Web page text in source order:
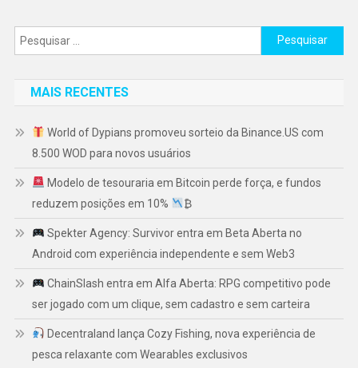
Pesquisar
por:
MAIS RECENTES
World of Dypians promoveu sorteio da Binance.US com
8.500 WOD para novos usuários
Modelo de tesouraria em Bitcoin perde força, e fundos
reduzem posições em 10%
₿
Spekter Agency: Survivor entra em Beta Aberta no
Android com experiência independente e sem Web3
ChainSlash entra em Alfa Aberta: RPG competitivo pode
ser jogado com um clique, sem cadastro e sem carteira
Decentraland lança Cozy Fishing, nova experiência de
pesca relaxante com Wearables exclusivos